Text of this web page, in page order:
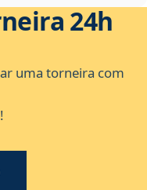
24h
uma torneira com